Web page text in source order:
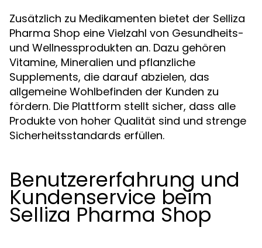
Zusätzlich zu Medikamenten bietet der Selliza
Pharma Shop eine Vielzahl von Gesundheits-
und Wellnessprodukten an. Dazu gehören
Vitamine, Mineralien und pflanzliche
Supplements, die darauf abzielen, das
allgemeine Wohlbefinden der Kunden zu
fördern. Die Plattform stellt sicher, dass alle
Produkte von hoher Qualität sind und strenge
Sicherheitsstandards erfüllen.
Benutzererfahrung und
Kundenservice beim
Selliza Pharma Shop